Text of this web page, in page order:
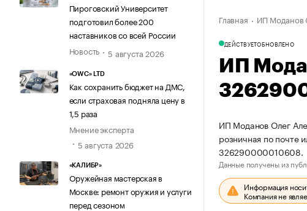
Пироговский Университет
подготовил более 200
наставников со всей России
Новость
5 августа 2026
«OWC» LTD
Как сохранить бюджет на ДМС,
если страховая подняла цену в
1,5 раза
Мнение эксперта
5 августа 2026
«КАЛИБР»
Оружейная мастерская в
Москве: ремонт оружия и услуги
перед сезоном
Главная ИП Моданов
ДЕЙСТВУЕТОБНОВЛЕНО
ИП
ИП Моданов Олег
розничная по
326290000010608.
Данные получены из
Информация
Компания не